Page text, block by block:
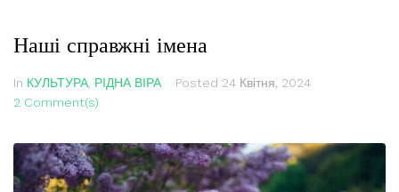
Наші справжні імена
In КУЛЬТУРА РІДНА ВІРА Posted 24 Квітня, 2024
2 Comment(s)